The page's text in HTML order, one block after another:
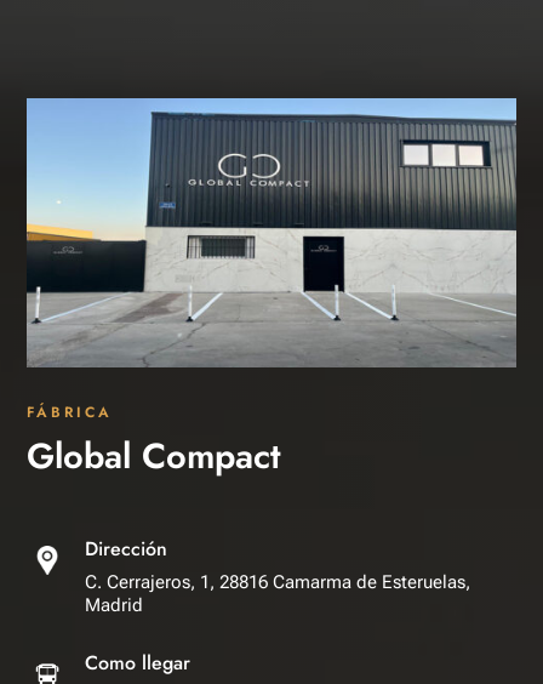
FÁBRICA
Global Compact
Dirección
C. Cerrajeros, 1, 28816 Camarma de Esteruelas,
Madrid
Como llegar